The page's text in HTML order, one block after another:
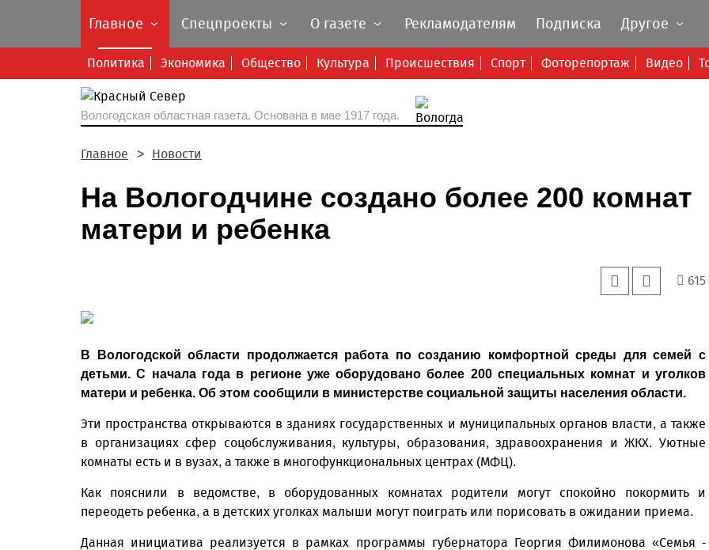
Главное
Политика Экономика Общество Культура Происшествия Спорт Фоторепортаж Видео
Спецпроекты О газете Рекламодателям Подписка Другое
Вологодская областная газета. Основана в мае 1917 года.
Главное Новости
На Вологодчине создано более 200 комнат
матери и ребенка
615
В Вологодской области продолжается работа по созданию комфортной среды для семей с
детьми. С начала года в регионе уже оборудовано более 200 специальных комнат и уголков
матери и ребенка. Об этом сообщили в министерстве социальной защиты населения области.
Эти пространства открываются в зданиях государственных и муниципальных органов власти, а также
в организациях сфер соцобслуживания, культуры, образования, здравоохранения и ЖКХ. Уютные
комнаты есть и в вузах, а также в многофункциональных центрах (МФЦ).
Как пояснили в ведомстве, в оборудованных комнатах родители могут спокойно покормить и
переодеть ребенка, а в детских уголках малыши могут поиграть или порисовать в ожидании приема.
Данная инициатива реализуется в рамках программы губернатора Георгия Филимонова «Семья -